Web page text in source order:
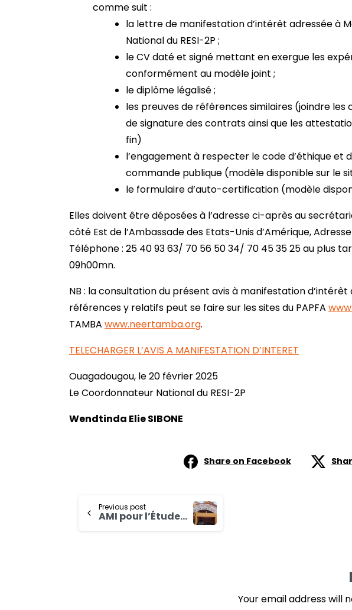
comme suit :
la lettre de manifestation d’intérêt adressée à
National du RESI-2P ;
le CV daté et signé mettant en exergue les
conformément au modèle joint ;
le diplôme légalisé ;
les preuves de références similaires (joindre les
de signature des contrats ainsi que les
fin)
l’engagement à respecter le code d’éthique et
commande publique (modèle disponible sur le
le formulaire d’auto-certification (modèle
Elles doivent être déposées à l’adresse ci-après au
côté Est de l’Ambassade des Etats-Unis d’Amérique, Adresse
Téléphone : 25 40 93 63/ 70 56 50 34/ 70 45 35 25 au plus
09h00mn.
NB : la consultation du présent avis à manifestation d’intérêt
références y relatifs peut se faire sur les sites du PAPFA
TAMBA www.neertamba.org.
TELECHARGER L’AVIS A MANIFESTATION D’INTERET
Ouagadougou, le 20 février 2025
Le Coordonnateur National du RESI-2P
Wendtinda Elie SIBONE
Share on Facebook
Previous post
AMI pour l’Étude (étude de marché, de compétitivité et d’opportunités) des chaînes de valeur des PFNL (Baobab et moringa) dans les régions du Nord et du Centre-Ouest au profit du Programme pour le Renforcement de la Résilience des Petits Producteurs (RESI-2P)
Your email address will